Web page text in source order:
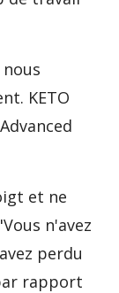
KETO
et ne
n'avez
perdu
rapport